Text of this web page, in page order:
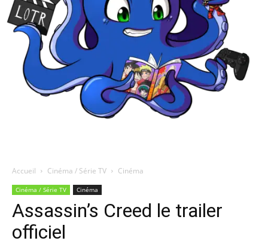
Accueil Cinéma / Série TV Cinéma
Cinéma / Série TV Cinéma
Assassin’s Creed le trailer
officiel